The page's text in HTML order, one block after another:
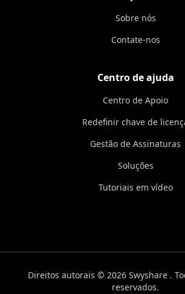
Sobre nós
Contate-nos
Centro de ajuda
Centro de Apoio
Redefinir chave de
Gestão de Assinaturas
Soluções
Tutoriais em vídeo
Direitos autorais © 2026 Swyshare .
reservados.